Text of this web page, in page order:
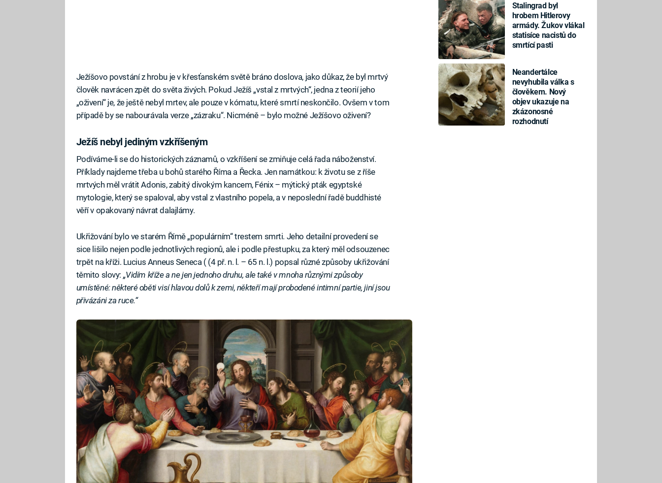
Stalingrad byl
hrobem Hitlerovy
armády. Žukov vlákal
statisíce nacistů do
smrtící pasti
Neandertálce
nevyhubila válka s
člověkem. Nový
objev ukazuje na
zkázonosné
rozhodnutí
Ježíšovo povstání z hrobu je v křesťanském světě bráno doslova, jako důkaz, že byl mrtvý
člověk navrácen zpět do světa živých. Pokud Ježíš „vstal z mrtvých“, jedna z teorií jeho
„oživení“ je, že ještě nebyl mrtev, ale pouze v kómatu, které smrtí neskončilo. Ovšem v tom
případě by se nabourávala verze „zázraku“. Nicméně – bylo možné Ježíšovo oživení?
Ježíš nebyl jediným vzkříšeným
Podíváme-li se do historických záznamů, o vzkříšení se zmiňuje celá řada náboženství.
Příklady najdeme třeba u bohů starého Říma a Řecka. Jen namátkou: k životu se z říše
mrtvých měl vrátit Adonis, zabitý divokým kancem, Fénix – mýtický pták egyptské
mytologie, který se spaloval, aby vstal z vlastního popela, a v neposlední řadě buddhisté
věří v opakovaný návrat dalajlámy.
Ukřižování bylo ve starém Římě „populárním“ trestem smrti. Jeho detailní provedení se
sice lišilo nejen podle jednotlivých regionů, ale i podle přestupku, za který měl odsouzenec
trpět na kříži. Lucius Anneus Seneca ( (4 př. n. l. – 65 n. l.) popsal různé způsoby ukřižování
těmito slovy: „Vidím kříže a ne jen jednoho druhu, ale také v mnoha různými způsoby
umístěné: některé oběti visí hlavou dolů k zemi, někteří mají probodené intimní partie, jiní jsou
přivázáni za ruce.“